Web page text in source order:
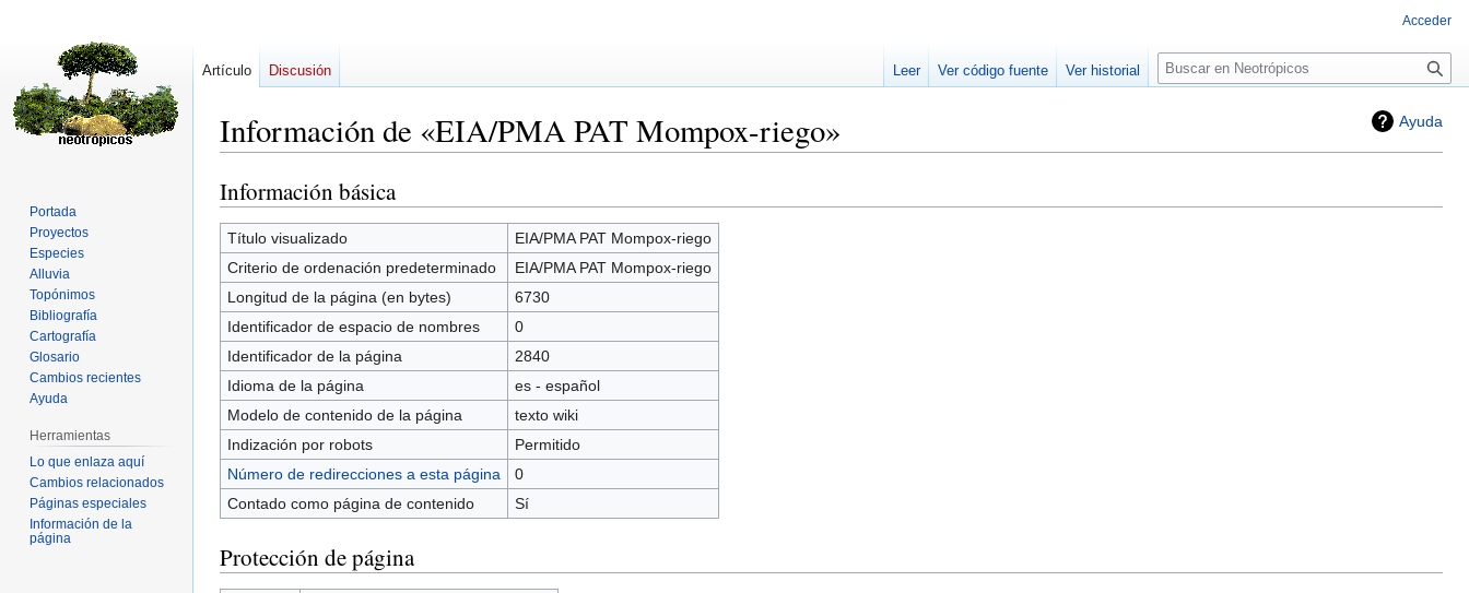
Ayuda
Información de «EIA/PMA PAT Mompox-riego»
Ir
a
la
navegación
Ir
a
la
búsqueda
Información básica
Título visualizado
EIA/PMA PAT Mompox-riego
Criterio de ordenación predeterminado
EIA/PMA PAT Mompox-riego
Longitud de la página (en bytes)
6730
Identificador de espacio de nombres
0
Identificador de la página
2840
Idioma de la página
es - español
Modelo de contenido de la página
texto wiki
Indización por robots
Permitido
Número de redirecciones a esta página
0
Contado como página de contenido
Sí
Protección de página
Acceder
Artículo Discusión Leer Ver código fuente Ver historial
Buscar
Portada
Proyectos
Especies
Alluvia
Topónimos
Bibliografía
Cartografía
Glosario
Cambios recientes
Ayuda
Herramientas
Lo que enlaza aquí
Cambios relacionados
Páginas especiales
Información de la
página